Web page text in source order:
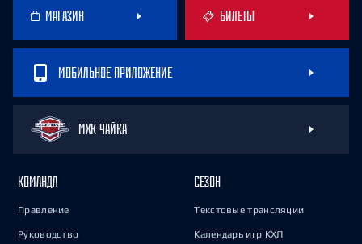
МАГАЗИН БИЛЕТЫ
МОБИЛЬНОЕ ПРИЛОЖЕНИЕ
МХК ЧАЙКА
КОМАНДА
Правление
Руководство
СЕЗОН
Текстовые трансляции
Календарь игр КХЛ